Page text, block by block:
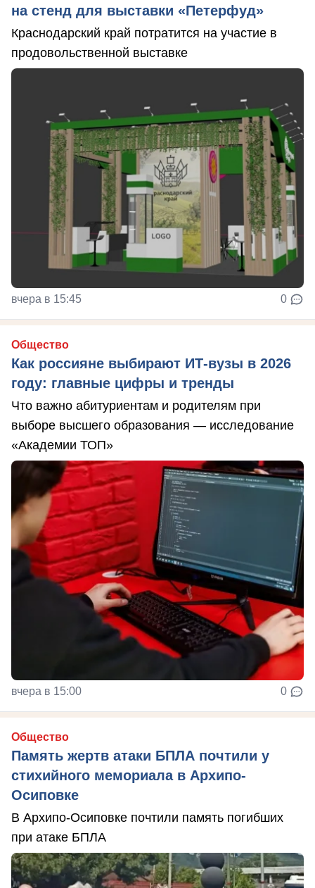
на стенд для выставки «Петерфуд»
Краснодарский край потратится на участие в
продовольственной выставке
вчера в 15:45 0
Общество
Как россияне выбирают ИТ-вузы в 2026
году: главные цифры и тренды
Что важно абитуриентам и родителям при
выборе высшего образования — исследование
«Академии ТОП»
вчера в 15:00 0
Общество
Память жертв атаки БПЛА почтили у
стихийного мемориала в Архипо-
Осиповке
В Архипо-Осиповке почтили память погибших
при атаке БПЛА